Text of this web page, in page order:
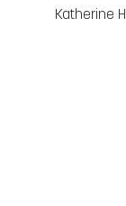
Katherine